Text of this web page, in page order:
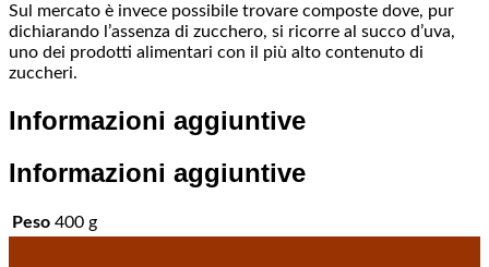
Sul mercato è invece possibile trovare composte dove, pur
dichiarando l’assenza di zucchero, si ricorre al succo d’uva,
uno dei prodotti alimentari con il più alto contenuto di
zuccheri.
Informazioni aggiuntive
Informazioni aggiuntive
Peso 400 g